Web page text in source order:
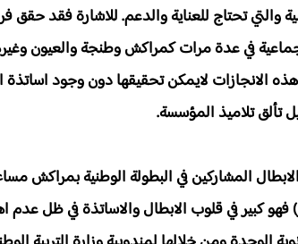
والتي تحتاج للعناية والدعم. للاشارة فقد حقق
في عدة مرات كمراكش وطنجة والعيون
الانجازات لايمكن تحقيقها دون وجود اساتذة
تألق تلاميذ المؤسسة.
كبير في قلوب الابطال والاساتذة في ظل عدم